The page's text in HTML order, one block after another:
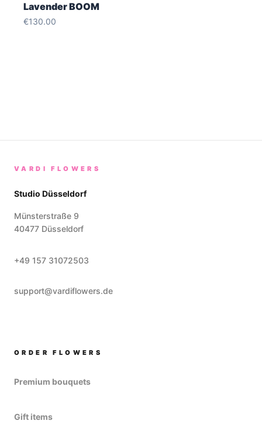
Lavender BOOM
€130.00
VARDI FLOWERS
Studio Düsseldorf
Münsterstraße 9
40477 Düsseldorf
+49 157 31072503
support@vardiflowers.de
ORDER FLOWERS
Premium bouquets
Gift items